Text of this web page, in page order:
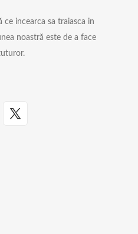
incearca sa traiasca in
noastră este de a face